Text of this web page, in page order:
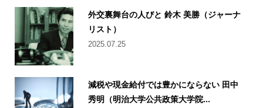
外交裏舞台の人びと 鈴木 美勝（ジャーナ
リスト）
2025.07.25
減税や現金給付では豊かにならない 田中
秀明（明治大学公共政策大学院...